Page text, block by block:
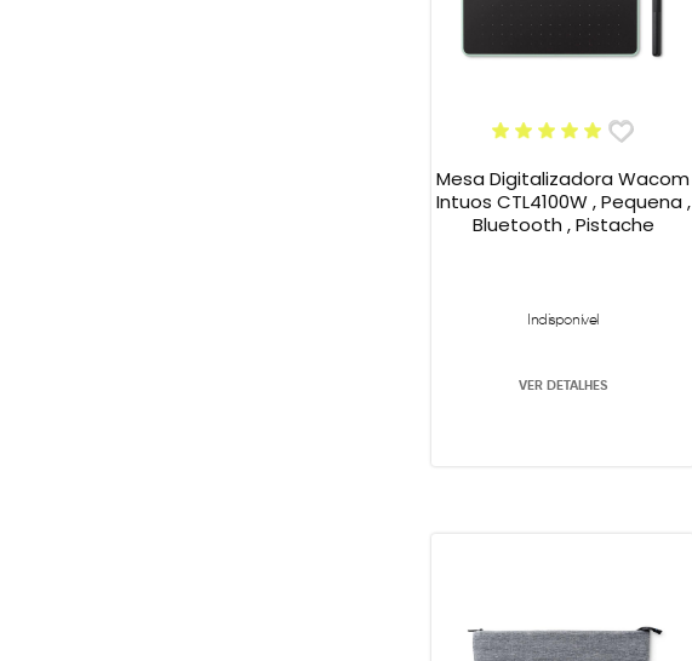
Mesa Digitalizadora Wacom
Intuos CTL4100W , Pequena ,
Bluetooth , Pistache
Indisponível
VER DETALHES